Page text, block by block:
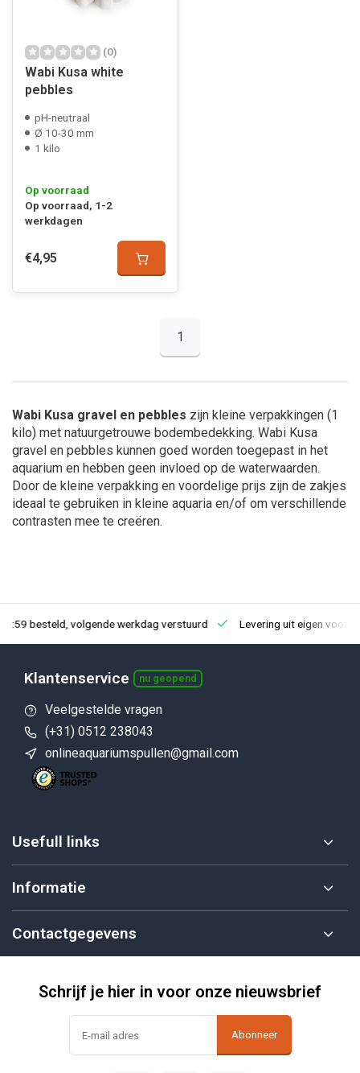
(0)
Wabi Kusa white
pebbles
pH-neutraal
Ø 10-30 mm
1 kilo
Op voorraad
Op voorraad, 1-2
werkdagen
€4,95
1
Wabi Kusa gravel en pebbles zijn kleine verpakkingen (1
kilo) met natuurgetrouwe bodembedekking. Wabi Kusa
gravel en pebbles kunnen goed worden toegepast in het
aquarium en hebben geen invloed op de waterwaarden.
Door de kleine verpakking en voordelige prijs zijn de zakjes
ideaal te gebruiken in kleine aquaria en/of om verschillende
contrasten mee te creëren.
besteld, volgende werkdag verstuurd Levering uit eigen
Klantenservice nu geopend
Veelgestelde vragen
(+31) 0512 238043
onlineaquariumspullen@gmail.com
Usefull links
Informatie
Contactgegevens
Schrijf je hier in voor onze nieuwsbrief
Abonneer